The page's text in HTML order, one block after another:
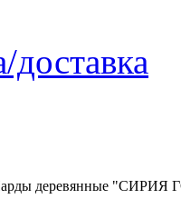
доставка
деревянные "СИРИЯ